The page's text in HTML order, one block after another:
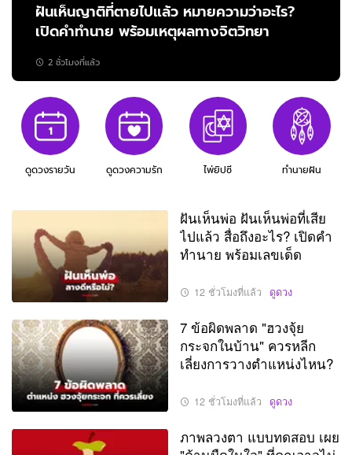
ฝันเห็นญาติที่ตายไปแล้ว หมายความว่าอะไร?
เปิดคำทำนาย พร้อมเหตุผลทางจิตวิทยา
2 ชั่วโมงที่แล้ว
ดูดวงรายวัน ดูดวงความรัก ไพ่ยิปซี ทำนายฝัน
ฝันเห็นพ่อ ฝันเห็นพ่อที่เสีย
ไปแล้ว สื่อถึงอะไร? เปิดคำ
ทำนาย พร้อมเลขเด็ด
12 ชั่วโมงที่แล้ว ดูดวง
7 ข้อผิดพลาด "ฮวงจุ้ย
กระจกในบ้าน" ควรหลีก
เลี่ยงการวางตำแหน่งไหน?
12 ชั่วโมงที่แล้ว ดูดวง
ภาพลวงตา แบบทดสอบ เผย